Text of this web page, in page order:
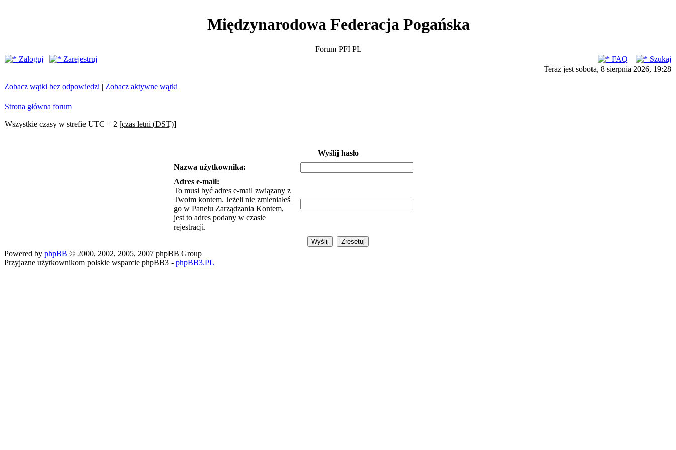
Międzynarodowa Federacja Pogańska
Forum PFI PL
Zaloguj
Zarejestruj FAQ
Szukaj
Teraz jest sobota, 8 sierpnia 2026, 19:28
Zobacz wątki bez odpowiedzi | Zobacz aktywne wątki
Strona główna forum
Wszystkie czasy w strefie UTC + 2 [czas letni (DST)]
Wyślij hasło
Nazwa użytkownika:
Adres e-mail:
To musi być adres e-mail związany z
Twoim kontem. Jeżeli nie zmieniałeś
go w Panelu Zarządzania Kontem,
jest to adres podany w czasie
rejestracji.
Powered by phpBB © 2000, 2002, 2005, 2007 phpBB Group
Przyjazne użytkownikom polskie wsparcie phpBB3 - phpBB3.PL